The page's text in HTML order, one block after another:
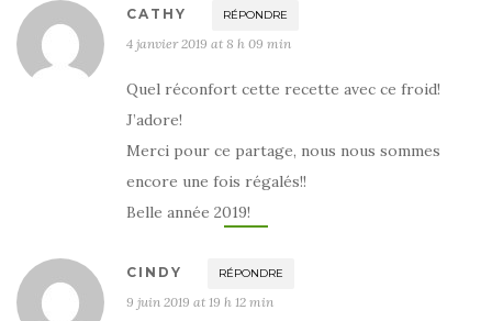
CATHY RÉPONDRE
4 janvier 2019 at 8 h 09 min
Quel réconfort cette recette avec ce froid!
J’adore!
Merci pour ce partage, nous nous sommes
encore une fois régalés!!
Belle année 2019!
CINDY RÉPONDRE
9 juin 2019 at 19 h 12 min